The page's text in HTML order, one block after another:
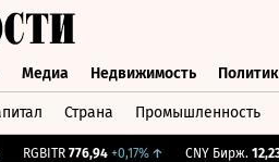
Медиа Недвижимость
Страна Промышленность
RGBITR 776,94 +0,17%↑ CNY Бирж. 12,239